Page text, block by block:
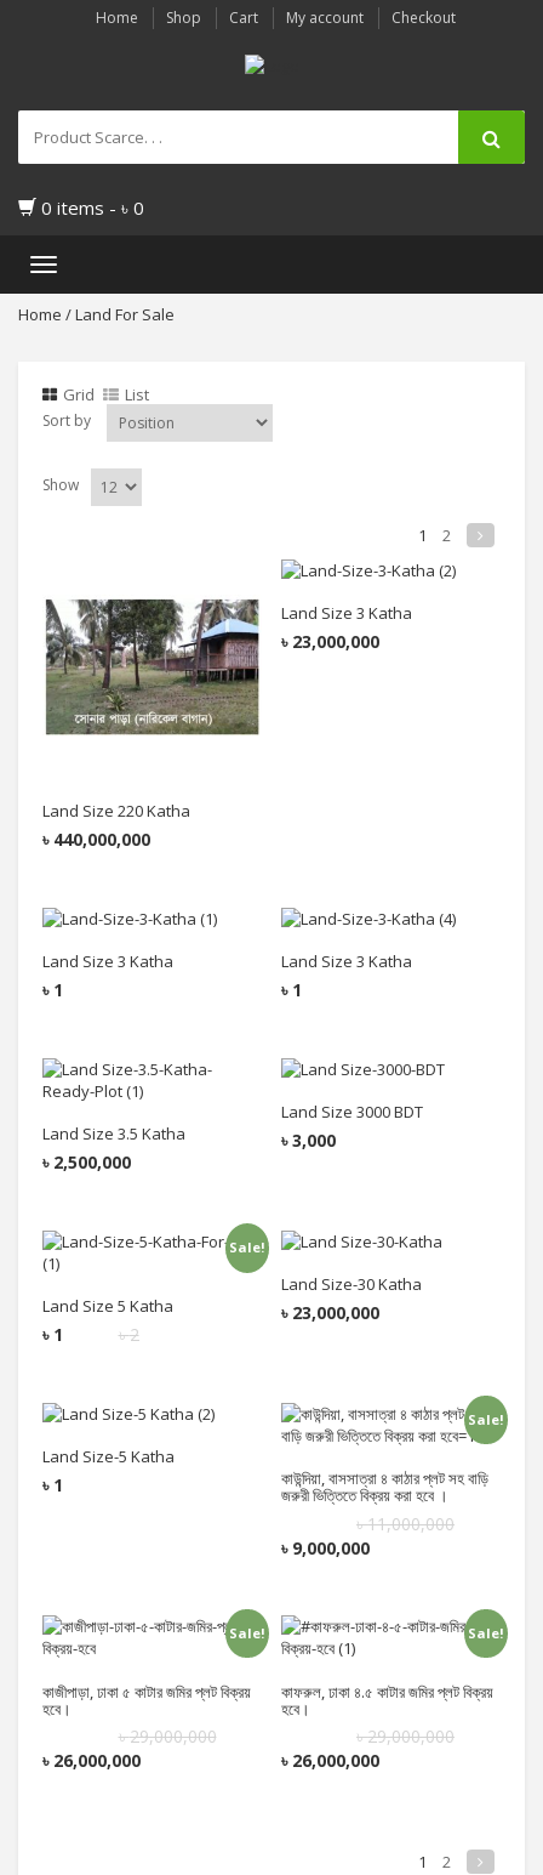
Home Shop Cart My account Checkout
0 items - ৳ 0
Toggle
Home / Land For Sale
Grid List
Sort by
Show
1 2
Land Size 220 Katha
৳ 440,000,000
Add to cart
Land Size 3 Katha
৳ 23,000,000
Land Size 3 Katha
৳ 1
Land Size 3 Katha
৳ 1
Land Size 3.5 Katha
৳ 2,500,000
Add to cart
Land Size 3000 BDT
৳3,000
Sale!
Land Size 5 Katha
৳2
৳ 1
Land Size-30 Katha
৳ 23,000,000
Land Size-5 Katha
৳ 1
Sale!
কাউন্দিয়া, বাসসাত্রা ৪ কাঠার প্লট সহ বাড়ি
জরুরী ভিত্তিতে বিক্রয় করা হবে ।
৳11,000,000
৳ 9,000,000
Add to cart
Sale!
কাজীপাড়া, ঢাকা ৫ কাটার জমির প্লট বিক্রয়
হবে।
৳29,000,000
৳ 26,000,000
Sale!
কাফরুল, ঢাকা ৪.৫ কাটার জমির প্লট বিক্রয়
হবে।
৳29,000,000
৳ 26,000,000
Add to cart
1 2